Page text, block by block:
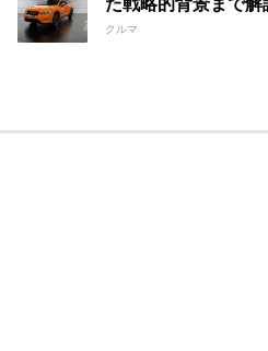
クルマ